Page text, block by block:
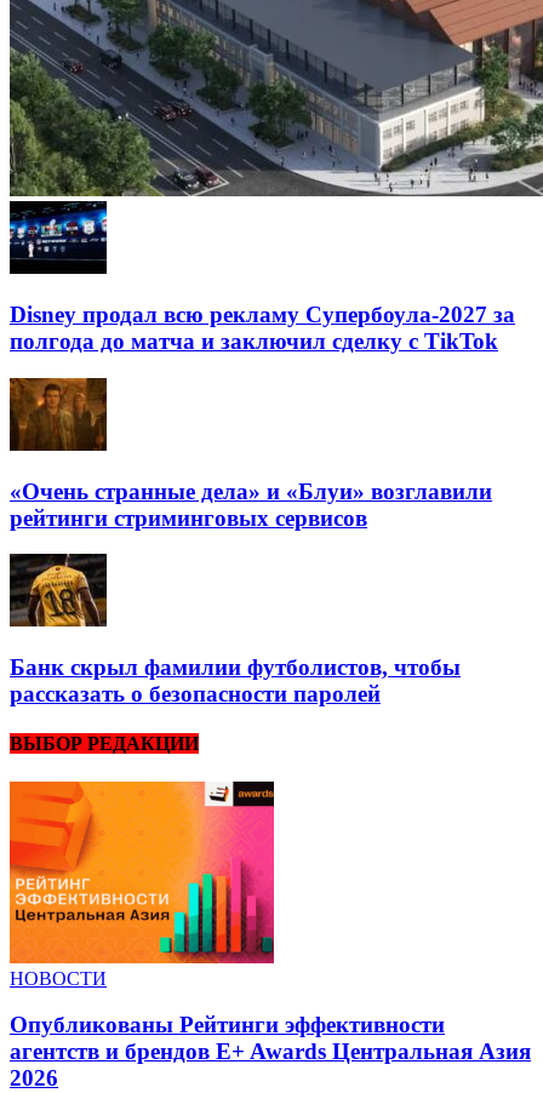
Disney продал всю рекламу Супербоула-2027 за
полгода до матча и заключил сделку с TikTok
«Очень странные дела» и «Блуи» возглавили
рейтинги стриминговых сервисов
Банк скрыл фамилии футболистов, чтобы
рассказать о безопасности паролей
ВЫБОР РЕДАКЦИИ
НОВОСТИ
Опубликованы Рейтинги эффективности
агентств и брендов E+ Awards Центральная Азия
2026